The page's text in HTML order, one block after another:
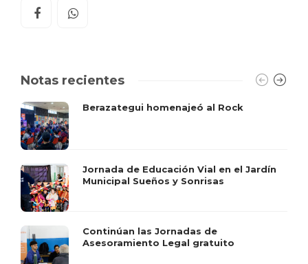
Notas recientes
Berazategui homenajeó al Rock
Jornada de Educación Vial en el Jardín
Municipal Sueños y Sonrisas
Continúan las Jornadas de
Asesoramiento Legal gratuito